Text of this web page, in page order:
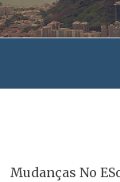
Mudanças No